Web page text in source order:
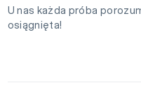
U nas każda próba
osiągnięta!